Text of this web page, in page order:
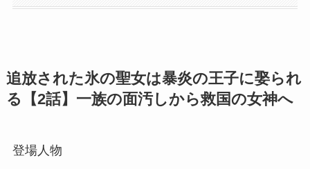
追放された氷の聖女は暴炎の王子に娶られ
る【2話】一族の面汚しから救国の女神へ
登場人物